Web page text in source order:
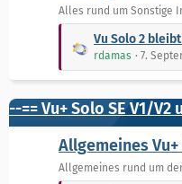
t
r
e
t
e
i
t
r
ä
g
e
Alles rund um Sonstige
t
z
t
B
e
i
Vu Solo 2
rdamas 7.
--== Vu+ Solo SE V1/V2
Allgemeines Vu+
Allgemeines rund um